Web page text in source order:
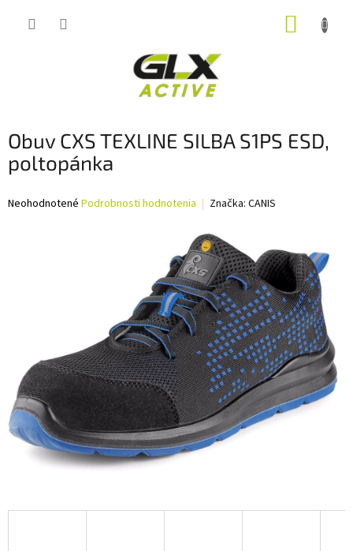
Obuv CXS TEXLINE SILBA S1PS ESD,
poltopánka
Priemerné
Neohodnotené Podrobnosti hodnotenia Značka: CANIS